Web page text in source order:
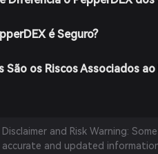
é Seguro?
São os Riscos Associados ao
Disclaimer and Risk Warning:
accurate and updated